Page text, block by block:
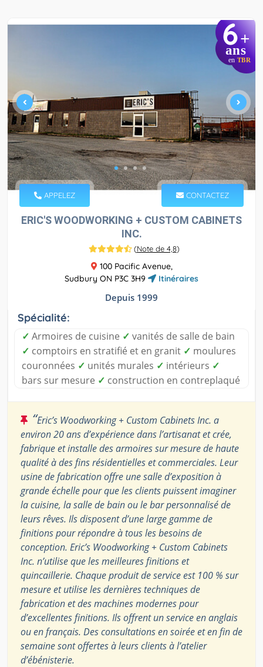
6+
ans
en TBR
APPELEZ CONTACTEZ
ERIC'S WOODWORKING + CUSTOM CABINETS
INC.
(Note de 4,8)
100 Pacific Avenue,
Sudbury ON P3C 3H9
Itinéraires
Depuis 1999
Spécialité:
✓ Armoires de cuisine ✓ vanités de salle de bain
✓ comptoirs en stratifié et en granit ✓ moulures
couronnées ✓ unités murales ✓ intérieurs ✓
bars sur mesure ✓ construction en contreplaqué
“Eric’s Woodworking + Custom Cabinets Inc. a
environ 20 ans d’expérience dans l’artisanat et crée,
fabrique et installe des armoires sur mesure de haute
qualité à des fins résidentielles et commerciales. Leur
usine de fabrication offre une salle d’exposition à
grande échelle pour que les clients puissent imaginer
la cuisine, la salle de bain ou le bar personnalisé de
leurs rêves. Ils disposent d’une large gamme de
finitions pour répondre à tous les besoins de
conception. Eric’s Woodworking + Custom Cabinets
Inc. n’utilise que les meilleures finitions et
quincaillerie. Chaque produit de service est 100 % sur
mesure et utilise les dernières techniques de
fabrication et des machines modernes pour
d’excellentes finitions. Ils offrent un service en anglais
ou en français. Des consultations en soirée et en fin de
semaine sont offertes à leurs clients à l’atelier
d’ébénisterie.